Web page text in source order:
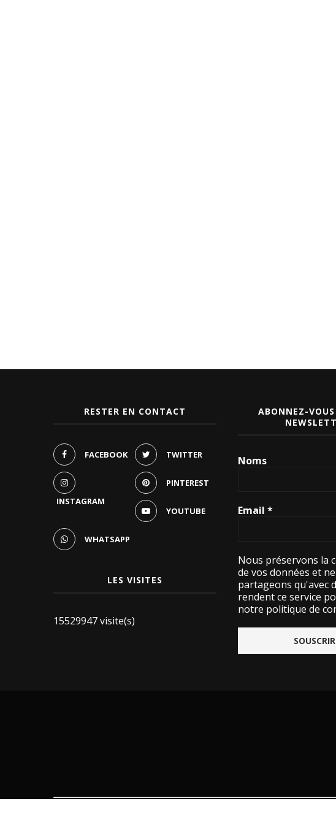
RESTER EN CONTACT
FACEBOOK TWITTER
INSTAGRAM
PINTEREST
YOUTUBE
WHATSAPP
LES VISITES
15529947 visite(s)
ABONNEZ-
Noms
Email*
Nous préservons la
de vos données et
partageons qu'avec
rendent ce service
notre politique de